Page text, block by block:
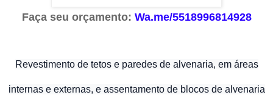
Faça seu orçamento: Wa.me/5518996814928
Revestimento de tetos e paredes de alvenaria, em áreas
internas e externas, e assentamento de blocos de alvenaria